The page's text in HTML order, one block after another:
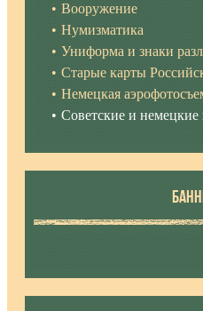
Вооружение
Нумизматика
Униформа и знаки
Старые карты
Немецкая
Советские и немецкие